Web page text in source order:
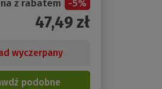
z rabatem -5%
47,49zł
wyczerpany
podobne